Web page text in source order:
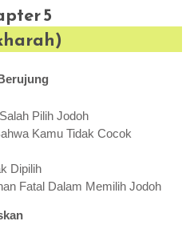
5
Pilih Jodoh
Kamu Tidak Cocok
Dipilih
Fatal Dalam Memilih Jodoh